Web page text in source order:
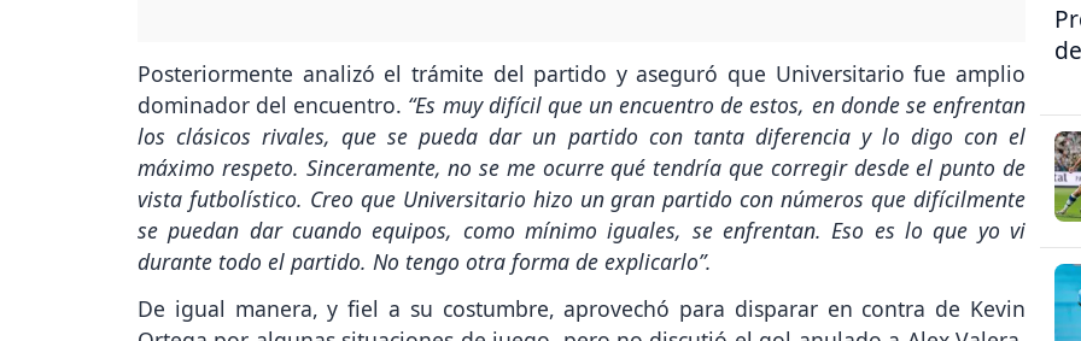
Posteriormente analizó el trámite del partido y aseguró que Universitario fue amplio
dominador del encuentro. “Es muy difícil que un encuentro de estos, en donde se enfrentan
los clásicos rivales, que se pueda dar un partido con tanta diferencia y lo digo con el
máximo respeto. Sinceramente, no se me ocurre qué tendría que corregir desde el punto de
vista futbolístico. Creo que Universitario hizo un gran partido con números que difícilmente
se puedan dar cuando equipos, como mínimo iguales, se enfrentan. Eso es lo que yo vi
durante todo el partido. No tengo otra forma de explicarlo”.
De igual manera, y fiel a su costumbre, aprovechó para disparar en contra de Kevin